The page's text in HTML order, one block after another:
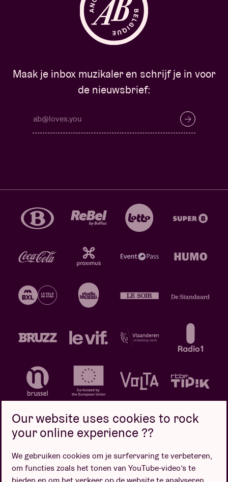
Maak je inbox muzikaler en schrijf je in voor
de nieuwsbrief:
Privacybeleid Cookiebeleid
Verkoopsvoorwaarden
Design door
Our website uses cookies to rock
your online experience ??
We gebruiken cookies om je surfervaring te verbeteren,
om functies zoals het tonen van YouTube-video’s te